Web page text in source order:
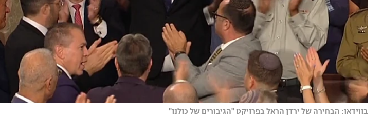
בווידאו: הבחירה של ירדן הראל בפרויקט "הגיבורים של כולנו"